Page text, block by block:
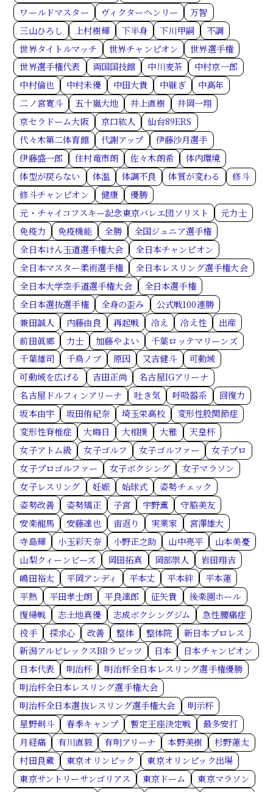
ワールドマスター ヴィクターヘンリー
万智
三山ひろし
上村樹輝 下半身 下川甲嗣
不調
世界タイトルマッチ
世界チャンピオン
世界選手権
世界選手権代表
両国国技館 中川麦茶
中村京一郎
中村倫也
中村未優 中田大貴 中継ぎ
中高年
二ノ宮寛斗
五十嵐大地 井上直樹
井岡一翔
京セラドーム大阪
京口紘人
仙台89ERS
代々木第二体育館
代謝アップ
伊藤沙月選手
伊藤盛一郎
住村竜市朗 佐々木朗希
体内環境
体型が戻らない
体温 体調不良 体質が変わる
修斗
修斗チャンピオン
健康
優勝
元・チャイコフスキー記念東京バレエ団ソリスト
元力士
免疫力
免疫機能 全勝
全国ジュニア選手権
全日本けん玉道選手権大会
全日本チャンピオン
全日本マスター柔術選手権
全日本レスリング選手権大会
全日本大学空手道選手権大会
全日本選手権
全日本選抜選手権
全身の歪み
公式戦100連勝
兼田誠人
内藤由良 再起戦 冷え 冷え性
出産
前田眞郷
力士 加藤やよい
千葉ロッテマリーンズ
千葉雄司
千鳥ノブ 原因 又吉健斗
可動域
可動域を広げる
吉田正尚
名古屋IGアリーナ
名古屋ドルフィンアリーナ
吐き気 呼吸器系
回復力
坂本由宇
坂田侑紀奈 埼玉栄高校
変形性股関節症
変形性脊椎症
大晦日 大相撲 大雅
天皇杯
女子アトム級
女子ゴルフ 女子ゴルファー
女子プロ
女子プロゴルファー
女子ボクシング
女子マラソン
女子レスリング
妊娠 始球式
姿勢チェック
姿勢改善
姿勢矯正 子宮 宇野薫
守脇美友
安楽龍馬
安藤達也 宙返り 実業家
宮澤雄大
寺島輝
小玉彩天奈 小野正之助 山中亮平
山本美憂
山梨クィーンビーズ
岡田拓真 岡部崇人
岩田翔吉
嶋田裕太
平岡アンディ 平本丈 平本絆
平本蓮
平熱
平田孝士朗 平良達郎 征矢貴
後楽園ホール
復帰戦
志土地真優 志成ボクシングジム
急性腰痛症
投手
探求心 改善 整体 整体院
新日本プロレス
新潟アルビレックスBBラビッツ
日本
日本チャンピオン
日本代表
明治杯
明治杯全日本レスリング選手権優勝
明治杯全日本レスリング選手権大会
明治杯全日本選抜レスリング選手権大会
明示杯
星野剣斗
春季キャンプ 暫定王座決定戦
最多安打
月経痛
有川直毅 有明アリーナ 本野美樹
杉野蓮太
村田良蔵
東京オリンピック
東京オリンピック出場
東京サントリーサンゴリアス
東京ドーム
東京マラソン